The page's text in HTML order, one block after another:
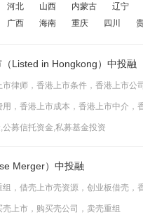
河北 山西 内蒙古
辽宁
广西 海南 重庆 四川
Listed in Hongkong）中投融
律师，香港上市条件，香港上市
用，香港上市成本，香港上市中介
募信托资金,私募基金投资
Merger）中投融
，借壳上市壳资源，创业板借壳
上市，购买壳公司，卖壳重组